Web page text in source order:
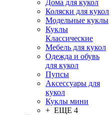
Дома для кукол
Коляски для кукол
Модельные куклы
Куклы
Классические
Мебель для кукол
Одежда и обувь
для кукол
Пупсы
Аксессуары для
кукол
Куклы мини
+ ЕЩЕ 4